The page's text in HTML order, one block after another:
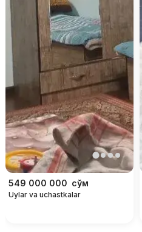
549 000 000 сўм
Uylar va uchastkalar